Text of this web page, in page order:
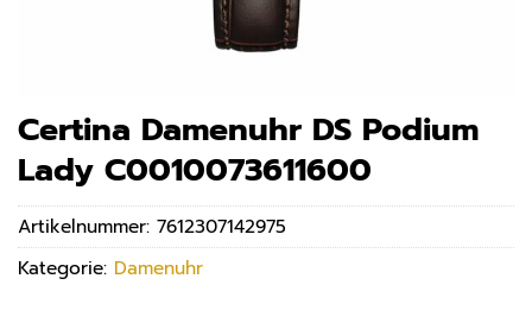
Certina Damenuhr DS Podium
Lady C0010073611600
Artikelnummer: 7612307142975
Kategorie: Damenuhr